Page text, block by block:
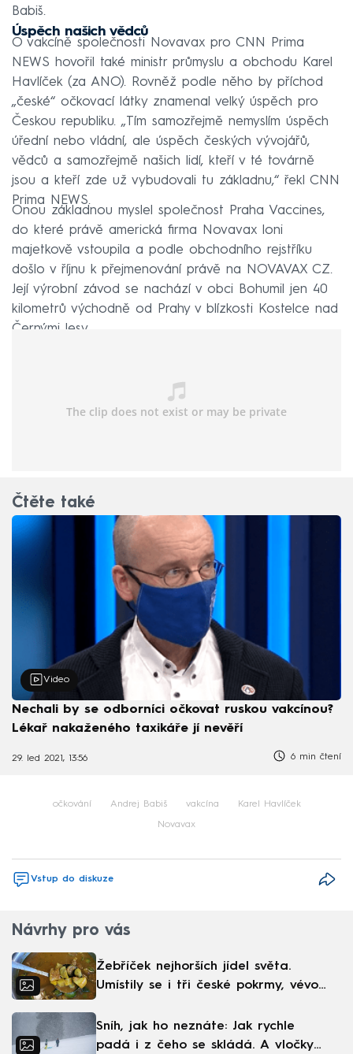
Babiš.
Úspěch našich vědců
O vakcíně společnosti Novavax pro CNN Prima
NEWS hovořil také ministr průmyslu a obchodu Karel
Havlíček (za ANO). Rovněž podle něho by příchod
„české“ očkovací látky znamenal velký úspěch pro
Českou republiku. „Tím samozřejmě nemyslím úspěch
úřední nebo vládní, ale úspěch českých vývojářů,
vědců a samozřejmě našich lidí, kteří v té továrně
jsou a kteří zde už vybudovali tu základnu,“ řekl CNN
Prima NEWS.
Onou základnou myslel společnost Praha Vaccines,
do které právě americká firma Novavax loni
majetkově vstoupila a podle obchodního rejstříku
došlo v říjnu k přejmenování právě na NOVAVAX CZ.
Její výrobní závod se nachází v obci Bohumil jen 40
kilometrů východně od Prahy v blízkosti Kostelce nad
Černými lesy.
Čtěte také
Video
Nechali by se odborníci očkovat ruskou vakcínou?
Lékař nakaženého taxikáře jí nevěří
29. led 2021, 13:56 6 min čtení
očkování Andrej Babiš vakcína Karel Havlíček
Novavax
Vstup do diskuze
Návrhy pro vás
Žebříček nejhorších jídel světa.
Umístily se i tři české pokrmy, vévodí
Sníh, jak ho neznáte: Jak rychle
padá i z čeho se skládá. A vločky